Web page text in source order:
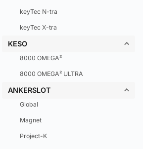
keyTec N-tra
keyTec X-tra
KESO
8000 OMEGA²
8000 OMEGA² ULTRA
ANKERSLOT
Global
Magnet
Project-K